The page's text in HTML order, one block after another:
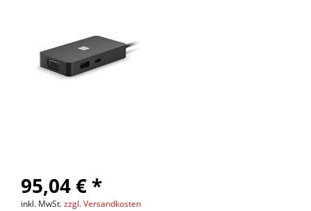
95,04 € *
inkl. MwSt.zzgl. Versandkosten